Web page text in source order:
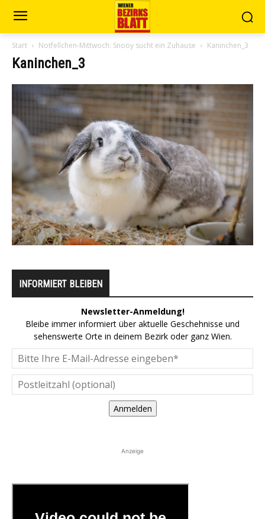
Start Notfellchen-Mittwoch: Snooy sucht ein Zuhause Kaninchen_3
Kaninchen_3
INFORMIERT BLEIBEN
Newsletter-Anmeldung!
Bleibe immer informiert über aktuelle Geschehnisse und
sehenswerte Orte in deinem Bezirk oder ganz Wien.
Anmelden
Anzeige